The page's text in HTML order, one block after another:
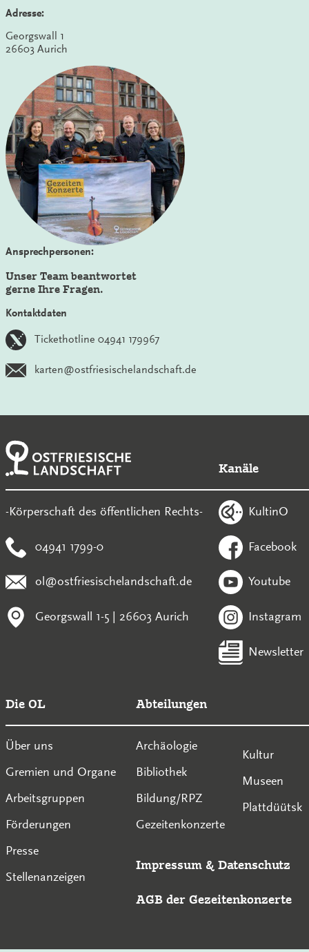
Adresse:
Georgswall 1
26603 Aurich
Ansprechpersonen:
Unser Team beantwortet
gerne Ihre Fragen.
Kontaktdaten
Tickethotline 04941 179967
karten@ostfriesischelandschaft.de
-Körperschaft des öffentlichen Rechts-
04941 1799-0
ol@ostfriesischelandschaft.de
Georgswall 1-5 | 26603 Aurich
Kanäle
KultinO
Facebook
Youtube
Instagram
Newsletter
Die OL
Über uns
Gremien und Organe
Arbeitsgruppen
Förderungen
Presse
Stellenanzeigen
Abteilungen
Archäologie
Bibliothek
Bildung/RPZ
Gezeitenkonzerte
Kultur
Museen
Plattdüütsk
Impressum & Datenschutz
AGB der Gezeitenkonzerte